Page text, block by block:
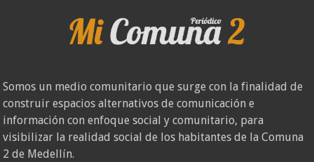
Somos un medio comunitario que surge con la finalidad de
construir espacios alternativos de comunicación e
información con enfoque social y comunitario, para
visibilizar la realidad social de los habitantes de la Comuna
2 de Medellín.